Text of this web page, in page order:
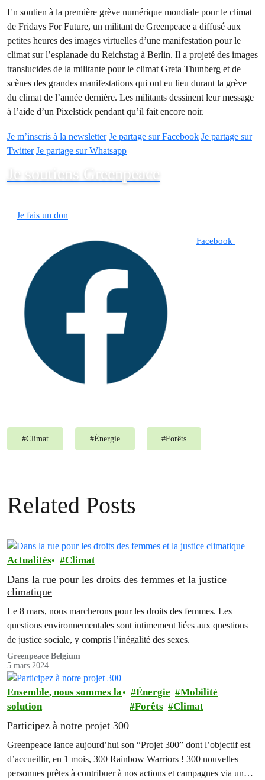
En soutien à la première grève numérique mondiale pour le climat
de Fridays For Future, un militant de Greenpeace a diffusé aux
petites heures des images virtuelles d’une manifestation pour le
climat sur l’esplanade du Reichstag à Berlin. Il a projeté des images
translucides de la militante pour le climat Greta Thunberg et de
scènes des grandes manifestations qui ont eu lieu durant la grève
du climat de l’année dernière. Les militants dessinent leur message
à l’aide d’un Pixelstick pendant qu’il fait encore noir.
Je m’inscris à la newsletter Je partage sur Facebook Je partage sur
Twitter Je partage sur Whatsapp
Je soutiens Greenpeace
Je fais un don
Facebook
#Climat #Énergie #Forêts
Related Posts
Actualités Climat
Dans la rue pour les droits des femmes et la justice
climatique
Le 8 mars, nous marcherons pour les droits des femmes. Les
questions environnementales sont intimement liées aux questions
de justice sociale, y compris l’inégalité des sexes.
Greenpeace Belgium
5 mars 2024
Ensemble, nous sommes la
solution
Énergie
Mobilité
Forêts
Climat
Participez à notre projet 300
Greenpeace lance aujourd’hui son “Projet 300” dont l’objectif est
d’accueillir, en 1 mois, 300 Rainbow Warriors ! 300 nouvelles
personnes prêtes à contribuer à nos actions et campagnes via un